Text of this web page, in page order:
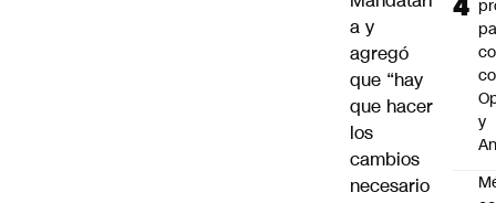
a y
agregó
que “hay
que hacer
los
cambios
necesario
y